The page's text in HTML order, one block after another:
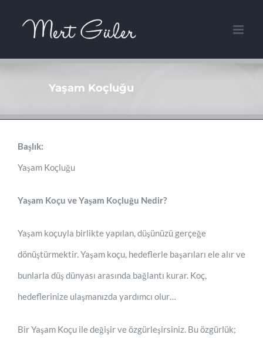
Yaşam Koçluğu
Başlık:
Yaşam Koçluğu
Yaşam Koçu ve Yaşam Koçluğu Nedir?
Yaşam koçuyla birlikte yapılan, düşünüzü gerçeğe
dönüştürmektir. Yaşam koçu, hedeflerle başarıları ele alır ve
bunlarla düş dünyası arasında bağlantı kurar. Koç,
hedeflerinize ulaşmanızda yardımcı olur…
Bir Yaşam Koçu ile değişir ve özgürleşirsiniz. Bu özgürlük;